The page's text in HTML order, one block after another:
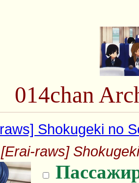
014chan
Shokugeki no
raws]